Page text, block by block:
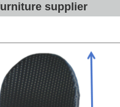
supplier